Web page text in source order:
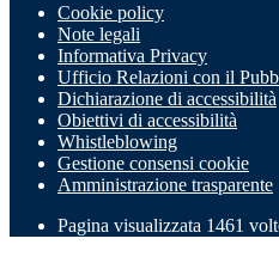
Cookie policy
Note legali
Informativa Privacy
Ufficio Relazioni con il
Dichiarazione di accessibilità
Obiettivi di accessibilità
Whistleblowing
Gestione consensi cookie
Amministrazione trasparente
Pagina visualizzata 1461